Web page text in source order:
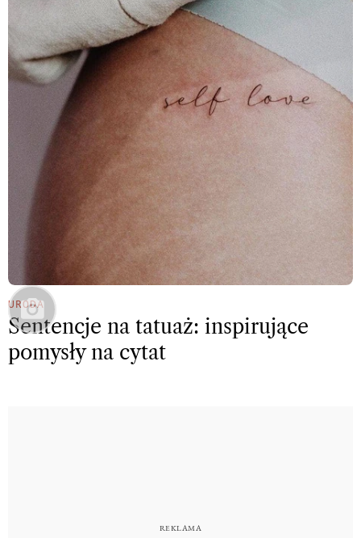
URODA
Sentencje na tatuaż: inspirujące
pomysły na cytat